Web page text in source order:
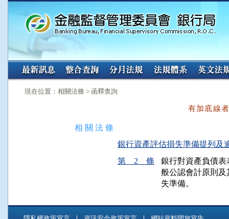
:::
現在位置：相關法條 > 函釋查詢
有加底線
相 關 法 條
銀行資產評估損失準備提列及
第 2 條
銀行對資產負債
般公認會計原則
失準備。